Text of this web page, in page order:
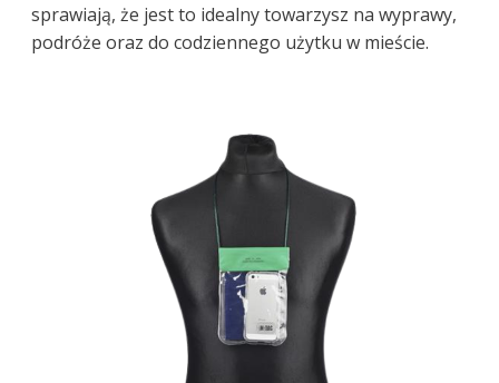
sprawiają, że jest to idealny towarzysz na wyprawy,
podróże oraz do codziennego użytku w mieście.